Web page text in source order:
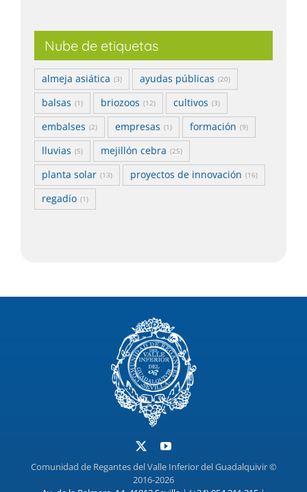
Nube de etiquetas
almeja asiática (3) ayudas públicas (20)
balsas (1) briozoos (12) cultivos (3)
embalses (2) empresas (1) formación (9)
lluvias (5) mejillón cebra (25)
planta solar (13) proyectos de innovación (16)
regadío (1)
Comunidad de Regantes del Valle Inferior del Guadalquivir ©
2016-2026